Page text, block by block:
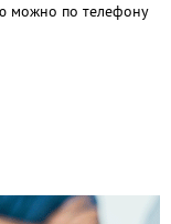
можно по телефону